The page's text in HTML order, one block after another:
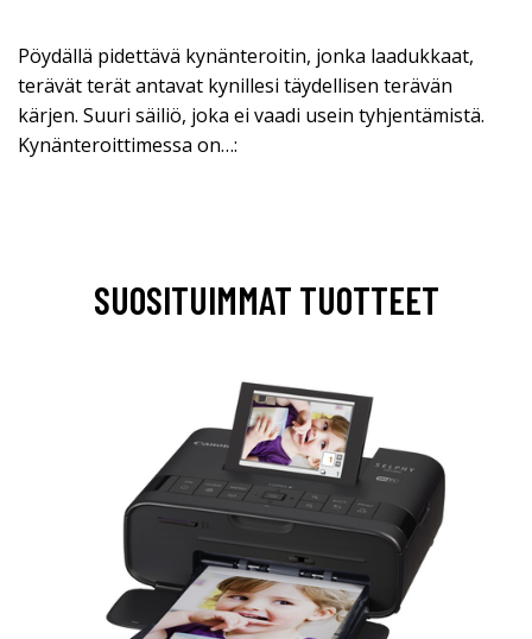
Pöydällä pidettävä kynänteroitin, jonka laadukkaat,
terävät terät antavat kynillesi täydellisen terävän
kärjen. Suuri säiliö, joka ei vaadi usein tyhjentämistä.
Kynänteroittimessa on…:
SUOSITUIMMAT TUOTTEET